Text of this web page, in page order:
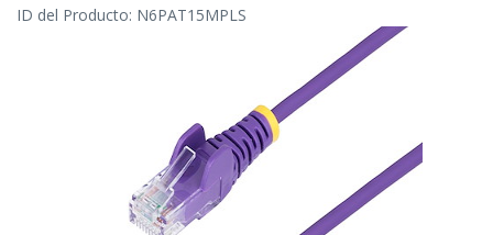
ID del Producto: N6PAT15MPLS